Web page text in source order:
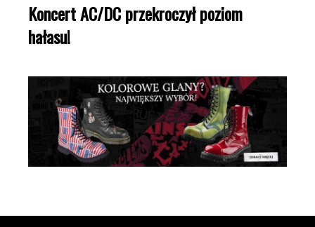
Koncert AC/DC przekroczył poziom
hałasu!